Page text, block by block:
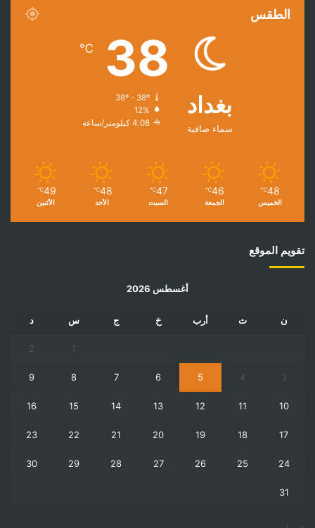
الطقس
بغداد
سماء صافية
38
℃
38º - 38º
12%
4.08 كيلومتر/ساعة
48
℃
الخميس
46
℃
الجمعة
47
℃
السبت
48
℃
الأحد
49
℃
الأثنين
تقويم الموقع
أغسطس 2026
ن ث أرب خ ج س د
1
2
3
4
5
6
7
8
9
10
11
12
13
14
15
16
17
18
19
20
21
22
23
24
25
26
27
28
29
30
31